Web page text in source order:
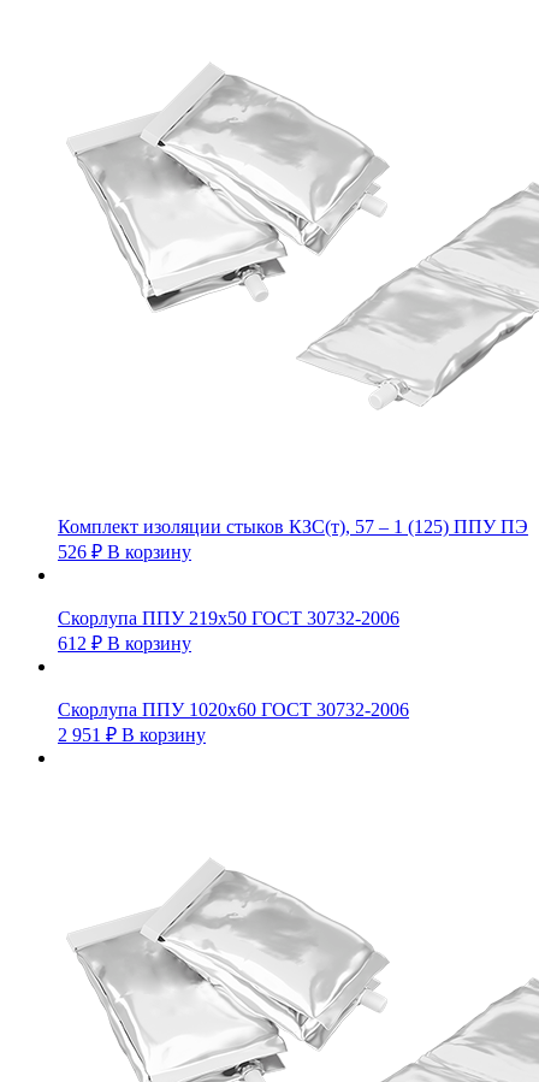
Комплект изоляции стыков КЗС(т), 57 – 1 (125) ППУ ПЭ
526 ₽ В корзину
Скорлупа ППУ 219х50 ГОСТ 30732-2006
612 ₽ В корзину
Скорлупа ППУ 1020х60 ГОСТ 30732-2006
2 951 ₽ В корзину